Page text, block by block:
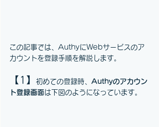
この記事では、AuthyにWebサービスのア
カウントを登録手順を解説します。
【1】 初めての登録時、 Authyのアカウン
ト登録画面は下図のようになっています。